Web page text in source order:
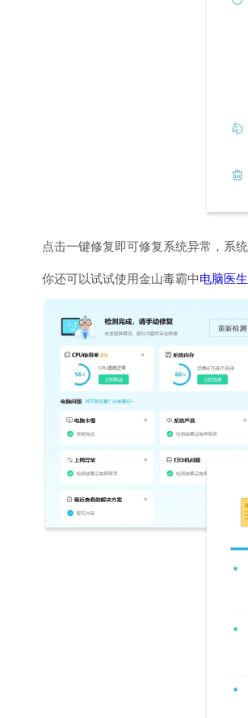
点击一键修复即可修复系统异常，系统
你还可以试试使用金山毒霸中电脑医生